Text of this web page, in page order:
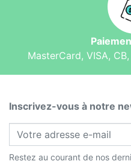
MasterCard, VISA,
Inscrivez-vous à notre
Restez au courant de nos